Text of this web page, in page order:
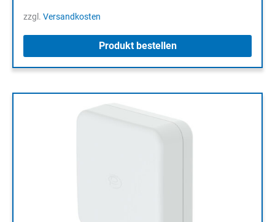
zzgl. Versandkosten
Produkt bestellen